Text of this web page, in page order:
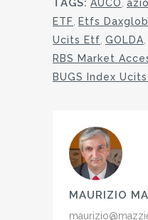
TAGS: AUCO,
ETF, Etfs
Ucits Etf, GOLDA,
RBS Market
BUGS Index
MAURIZIO